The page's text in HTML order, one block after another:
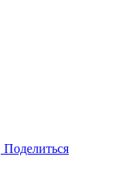
Поделиться